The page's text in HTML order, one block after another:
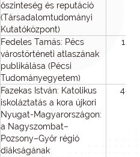
őszinteség és reputáció
(Társadalomtudományi
Kutatóközpont)
Fedeles Tamás: Pécs
várostörténeti atlaszának
publikálása (Pécsi
Tudományegyetem)
12
Fazekas István: Katolikus
iskoláztatás a kora újkori
Nyugat-Magyarországon:
a Nagyszombat–
Pozsony–Győr régió
diákságának
48